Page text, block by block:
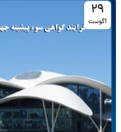
29
آگوست